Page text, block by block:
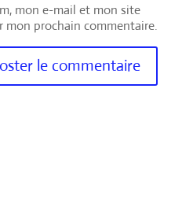
mon e-mail et mon site
mon prochain commentaire.